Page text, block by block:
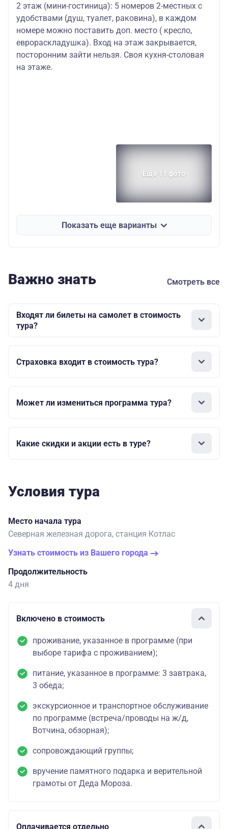
2 этаж (мини-гостиница): 5 номеров 2-местных с
удобствами (душ, туалет, раковина), в каждом
номере можно поставить доп. место ( кресло,
еврораскладушка). Вход на этаж закрывается,
посторонним зайти нельзя. Своя кухня-столовая
на этаже.
Еще 11 фото
Показать еще варианты
Важно знать Смотреть все
Входят ли билеты на самолет в стоимость
тура?
Страховка входит в стоимость тура?
Может ли измениться программа тура?
Какие скидки и акции есть в туре?
Условия тура
Место начала тура
Северная железная дорога, станция Котлас
Узнать стоимость из Вашего города
Продолжительность
4 дня
Включено в стоимость
проживание, указанное в программе (при
выборе тарифа с проживанием);
питание, указанное в программе: 3 завтрака,
3 обеда;
экскурсионное и транспортное обслуживание
по программе (встреча/проводы на ж/д,
Вотчина, обзорная);
сопровождающий группы;
вручение памятного подарка и верительной
грамоты от Деда Мороза.
Оплачивается отдельно